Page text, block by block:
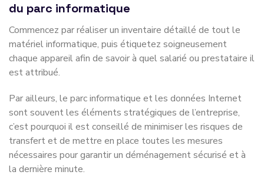
du parc informatique
Commencez par réaliser un inventaire détaillé de tout le
matériel informatique, puis étiquetez soigneusement
chaque appareil afin de savoir à quel salarié ou prestataire il
est attribué.
Par ailleurs, le parc informatique et les données Internet
sont souvent les éléments stratégiques de l’entreprise,
c’est pourquoi il est conseillé de minimiser les risques de
transfert et de mettre en place toutes les mesures
nécessaires pour garantir un déménagement sécurisé et à
la dernière minute.